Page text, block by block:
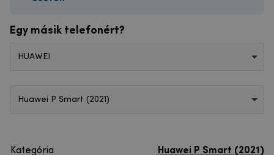
Egy másik telefonért?
HUAWEI
Huawei P Smart (2021)
Kategória
Huawei P Smart (2021)